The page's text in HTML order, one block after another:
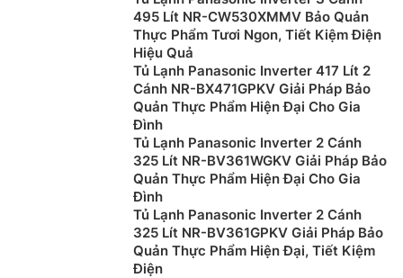
Tủ lạnh Panasonic inverterNR-X561BK-VN này được
trang bị công nghệ kháng khuẩn và khử mùi tinh thể
bạc Ag Clean ức chế sự phát triển của nấm mốc và vi
khuẩn để bảo quản nguyên liệu tươi ngon nhất cho
bữa ăn của bạn. Ngoài ra, Ag Clean còn loại bỏ mùi
tanh khó chịu của cá và rau củ, do đó bạn không còn
phải lo lắng về mùi hôi trong căn bếp của mình nữa.
495 Lít NR-CW530XMMV Bảo Quản
Thực Phẩm Tươi Ngon, Tiết Kiệm Điện
Hiệu Quả
Tủ Lạnh Panasonic Inverter 417 Lít 2
Cánh NR-BX471GPKV Giải Pháp Bảo
Quản Thực Phẩm Hiện Đại Cho Gia
Đình
Tủ Lạnh Panasonic Inverter 2 Cánh
325 Lít NR-BV361WGKV Giải Pháp Bảo
Quản Thực Phẩm Hiện Đại Cho Gia
Đình
Tủ Lạnh Panasonic Inverter 2 Cánh
325 Lít NR-BV361GPKV Giải Pháp Bảo
Quản Thực Phẩm Hiện Đại, Tiết Kiệm
Điện